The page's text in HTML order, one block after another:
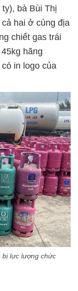
bà Bùi Thị
hai ở cùng địa
chiết gas trái
hãng
in logo của
bị lực lượng chức